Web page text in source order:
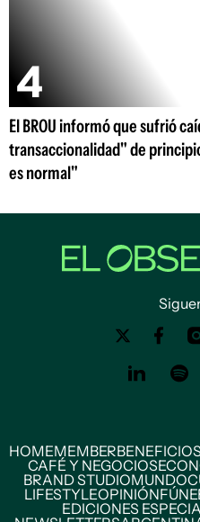
El BROU informó que sufrió
transaccionalidad" de
es normal"
HOMEMEMBER
CAFÉ Y NEGOCIOS
BRAND STUDIOMUNDO
LIFESTYLEOPINIÓN
EDICIONES